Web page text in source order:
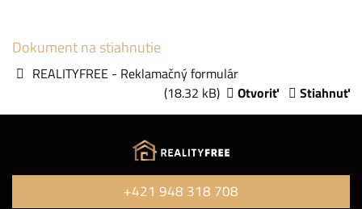
Dokument na stiahnutie
REALITYFREE - Reklamačný formulár
(18.32 kB)
Otvoriť Stiahnuť
+421 948 318 708